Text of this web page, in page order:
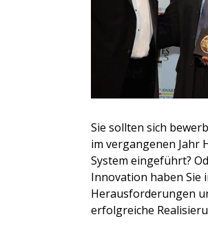
Sie sollten sich
im vergangenen Jahr
System eingeführt?
Innovation haben Sie
Herausforderungen
erfolgreiche